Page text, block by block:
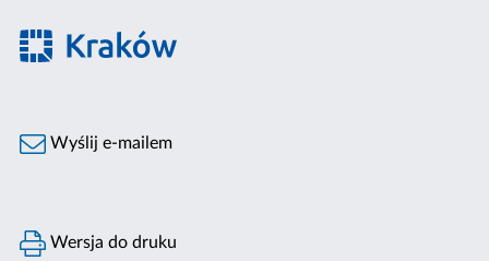
Wyślij e-mailem
Wersja do druku